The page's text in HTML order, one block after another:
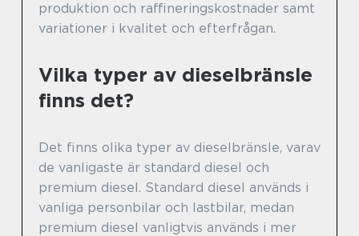
produktion och raffineringskostnader samt
variationer i kvalitet och efterfrågan.
Vilka typer av dieselbränsle
finns det?
Det finns olika typer av dieselbränsle, varav
de vanligaste är standard diesel och
premium diesel. Standard diesel används i
vanliga personbilar och lastbilar, medan
premium diesel vanligtvis används i mer